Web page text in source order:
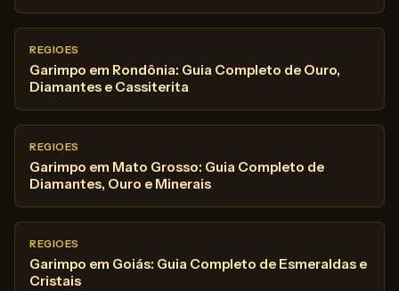
REGIOES
Garimpo em Rondônia: Guia Completo de Ouro,
Diamantes e Cassiterita
REGIOES
Garimpo em Mato Grosso: Guia Completo de
Diamantes, Ouro e Minerais
REGIOES
Garimpo em Goiás: Guia Completo de Esmeraldas e
Cristais